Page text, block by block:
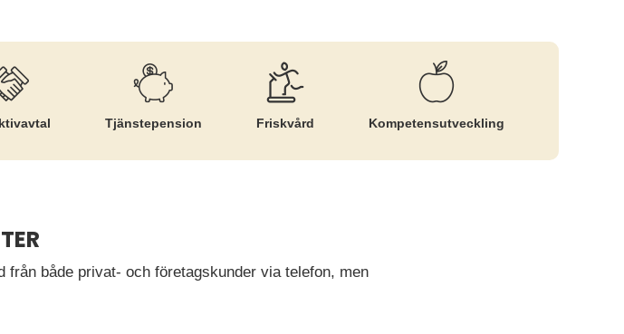
Tjänste­pension Friskvård Kompetens­utveckling
både privat- och företagskunder via telefon, men